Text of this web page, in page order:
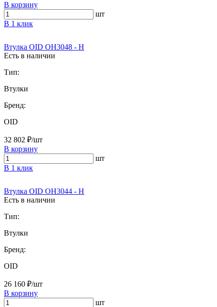
В корзину
шт
В 1 клик
Втулка OID OH3048 - H
Есть в наличии
Тип:
Втулки
Бренд:
OID
32 802 ₽/шт
В корзину
шт
В 1 клик
Втулка OID OH3044 - H
Есть в наличии
Тип:
Втулки
Бренд:
OID
26 160 ₽/шт
В корзину
шт